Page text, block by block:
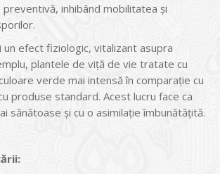
preventivă, inhibând mobilitatea și
un efect fiziologic, vitalizant asupra
plantele de viţă de vie tratate cu
verde mai intensă în comparaţie cu
produse standard. Acest lucru face ca
sănătoase și cu o asimilaţie îmbunătăţită.
ării: